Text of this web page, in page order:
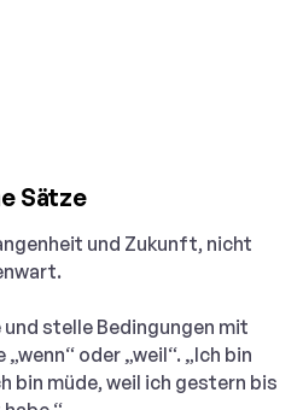
Sätze
und Zukunft, nicht
und stelle Bedingungen mit
oder „weil“. „Ich bin
bin müde, weil ich gestern bis